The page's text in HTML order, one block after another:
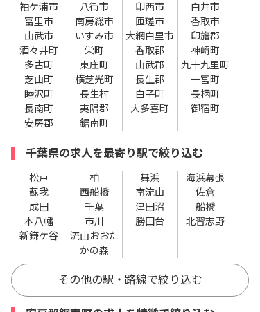
袖ケ浦市
八街市 印西市
白井市
富里市
南房総市 匝瑳市
香取市
山武市
いすみ市 大網白里市
印旛郡
酒々井町
栄町 香取郡
神崎町
多古町
東庄町 山武郡
九十九里町
芝山町
横芝光町 長生郡
一宮町
睦沢町
長生村 白子町
長柄町
長南町
夷隅郡 大多喜町
御宿町
安房郡
鋸南町
千葉県の求人を最寄り駅で絞り込む
松戸 柏 舞浜
海浜幕張
蘇我
西船橋 南流山
佐倉
成田
千葉 津田沼
船橋
本八幡
市川 勝田台
北習志野
新鎌ケ谷
流山おおた
かの森
その他の駅・路線で絞り込む